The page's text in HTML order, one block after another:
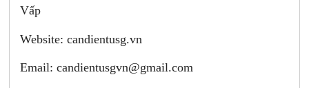
Vấp
Website: candientusg.vn
Email:candientusgvn@gmail.com